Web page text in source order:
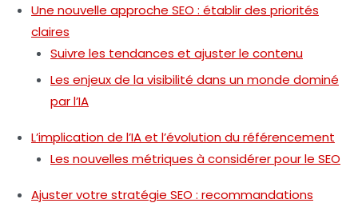
Une nouvelle approche SEO : établir des priorités
claires
Suivre les tendances et ajuster le contenu
Les enjeux de la visibilité dans un monde dominé
par l’IA
L’implication de l’IA et l’évolution du référencement
Les nouvelles métriques à considérer pour le SEO
Ajuster votre stratégie SEO : recommandations